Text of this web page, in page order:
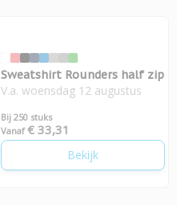
Sweatshirt Rounders half zip
V.a. woensdag 12 augustus
Bij 250 stuks
Vanaf € 33,31
Bekijk